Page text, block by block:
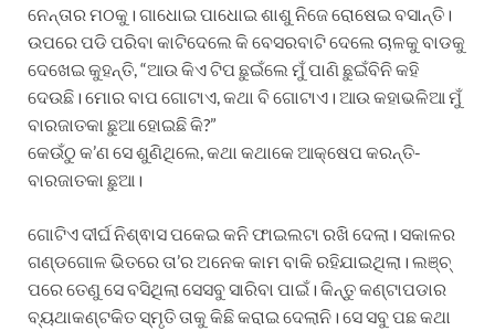
ନେନ୍ତାର ମଠକୁ। ଗାଧୋଇ ପାଧୋଇ ଶାଶୁ ନିଜେ ରୋଷେଇ ବସାନ୍ତି।
ଉପରେ ପଡି ପରିବା କାଟିଦେଲେ କି ବେସରବାଟି ଦେଲେ ଚାଳକୁ ବାଡକୁ
ଦେଖେଇ କୁହନ୍ତି, “ଆଉ କିଏ ଟିପ ଛୁଇଁଲେ ମୁଁ ପାଣି ଛୁଇଁବିନି କହି
ଦେଉଛି। ମୋର ବାପ ଗୋଟାଏ, କଥା ବି ଗୋଟାଏ। ଆଉ କହାଭଳିଆ ମୁଁ
ବାରଜାତକା ଛୁଆ ହୋଇଛି କି?”
କେଉଁଠୁ କ’ଣ ସେ ଶୁଣିଥିଲେ, କଥା କଥାକେ ଆକ୍ଷେପ କରନ୍ତି-
ବାରଜାତକା ଛୁଆ।
ଗୋଟିଏ ଦୀର୍ଘ ନିଶ୍ଵାସ ପକେଇ କନି ଫାଇଲଟା ରଖି ଦେଲା। ସକାଳର
ଗଣ୍ଡଗୋଳ ଭିତରେ ତା’ର ଅନେକ କାମ ବାକି ରହିଯାଇଥିଲା। ଲଞ୍ଚ୍
ପରେ ତେଣୁ ସେ ବସିଥିଲା ସେସବୁ ସାରିବା ପାଇଁ। କିନ୍ତୁ କଣ୍ଟାପଡାର
ବ୍ୟଥାକଣ୍ଟକିତ ସ୍ମୃତି ତାକୁ କିଛି କରାଇ ଦେଲାନି। ସେ ସବୁ ପଛ କଥା